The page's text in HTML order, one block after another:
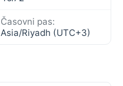
Časovni pas:
Asia/Riyadh (UTC+3)